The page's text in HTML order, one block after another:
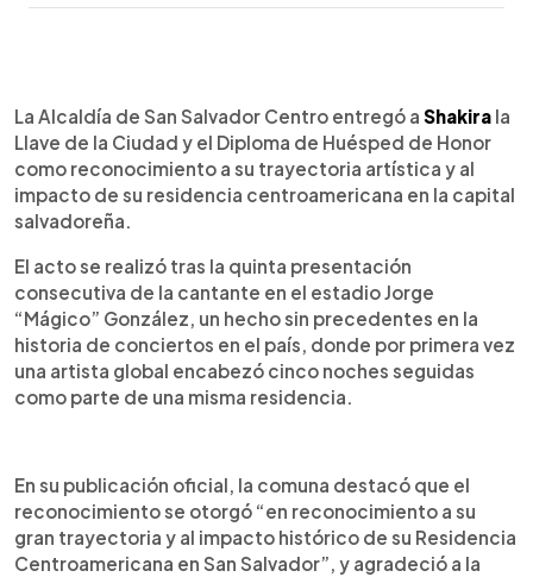
► Escuchar artículo
Shakira recibió la Llave de la Ciudad y el Diploma
de Huésped de Honor por parte de la Alcaldía de
San Salvador Centro, tras completar cinco
conciertos consecutivos en el estadio “Mágico”
González como parte de su residencia
trayectoria y el impacto histórico del espectáculo
en la capital. La artista agradeció el gesto en sus
redes sociales con el mensaje: “Gracias por la
llave de la ciudad que me dieron estos niños”. La
residencia reunió a miles de fans nacionales e
internacionales y convirtió a San Salvador en punto
de encuentro regional durante cinco noches sold
La Alcaldía de San Salvador Centro entregó a Shakira la
Llave de la Ciudad y el Diploma de Huésped de Honor
como reconocimiento a su trayectoria artística y al
impacto de su residencia centroamericana en la capital
salvadoreña.
El acto se realizó tras la quinta presentación
consecutiva de la cantante en el estadio Jorge
“Mágico” González, un hecho sin precedentes en la
historia de conciertos en el país, donde por primera vez
una artista global encabezó cinco noches seguidas
como parte de una misma residencia.
En su publicación oficial, la comuna destacó que el
reconocimiento se otorgó “en reconocimiento a su
gran trayectoria y al impacto histórico de su Residencia
Centroamericana en San Salvador”, y agradeció a la